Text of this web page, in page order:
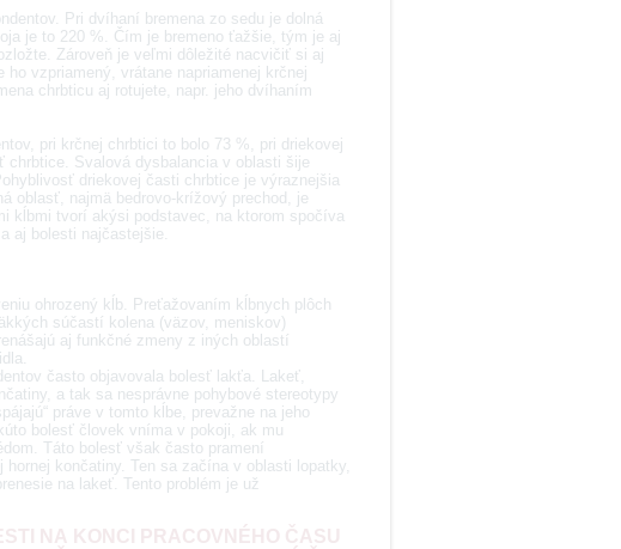
Pri dvíhaní bremena zo sedu je dolná
je to 220 %. Čím je bremeno ťažšie, tým je aj
Zároveň je veľmi dôležité nacvičiť si aj
vzpriamený, vrátane napriamenej krčnej
chrbticu aj rotujete, napr. jeho dvíhaním
pri krčnej chrbtici to bolo 73 %, pri driekovej
chrbtice. Svalová dysbalancia v oblasti šije
driekovej časti chrbtice je výraznejšia
oblasť, najmä bedrovo-krížový prechod, je
kĺbmi tvorí akýsi podstavec, na ktorom spočíva
aj bolesti najčastejšie.
ohrozený kĺb. Preťažovaním kĺbnych plôch
súčastí kolena (väzov, meniskov)
aj funkčné zmeny z iných oblastí
často objavovala bolesť lakťa. Lakeť,
a tak sa nesprávne pohybové stereotypy
práve v tomto kĺbe, prevažne na jeho
bolesť človek vníma v pokoji, ak mu
Táto bolesť však často pramení
končatiny. Ten sa začína v oblasti lopatky,
na lakeť. Tento problém je už